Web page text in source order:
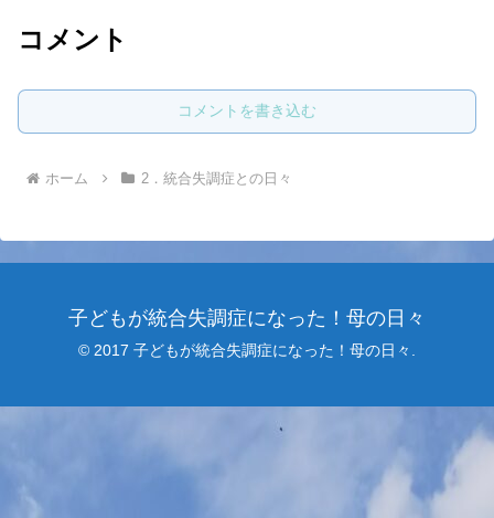
コメント
コメントを書き込む
ホーム 2．統合失調症との日々
子どもが統合失調症になった！母の日々
© 2017 子どもが統合失調症になった！母の日々.